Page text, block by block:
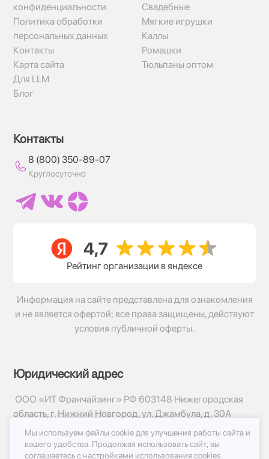
конфиденциальности
Политика обработки
персональных данных
Контакты
Карта сайта
Для LLM
Блог
Свадебные
Мягкие игрушки
Каллы
Ромашки
Тюльпаны оптом
Контакты
8 (800) 350-89-07
Круглосуточно
Рейтинг организации в яндексе
Информация на сайте представлена для ознакомления
и не является офертой; все права защищены, действуют
условия публичной оферты.
Юридический адрес
ООО «ИТ Франчайзинг» РФ 603148 Нижегородская
область, г. Нижний Новгород, ул. Джамбула, д. 30А
© 2017-2026г, База Цветов 24.ру
Политика конфиденциальности
Мы используем файлы cookie для улучшения работы сайта и
вашего удобства. Продолжая использовать сайт, вы
соглашаетесь с настройками использования cookies.